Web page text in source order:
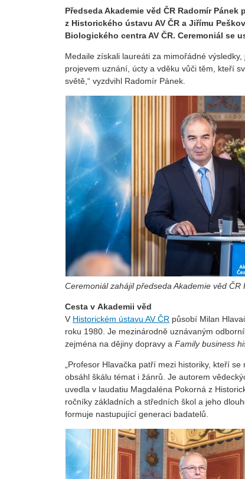
Předseda Akademie věd ČR Radomír
z Historického ústavu AV ČR a Jiřímu
Biologického centra AV ČR. Ceremoniál se
Medaile získali laureáti za mimořádné
projevem uznání, úcty a vděku vůči těm, kteří
světě,“ vyzdvihl Radomír Pánek.
Ceremoniál zahájil předseda Akademie věd ČR
Cesta v Akademii věd
V Historickém ústavu AV ČR působí Milan
roku 1980. Je mezinárodně uznávaným
zejména na dějiny dopravy a Family business
„Profesor Hlavačka patří mezi historiky, kteří
obsáhl škálu témat i žánrů. Je autorem
uvedla v laudatiu Magdaléna Pokorná z
ročníky základních a středních škol a jeho
formuje nastupující generaci badatelů.